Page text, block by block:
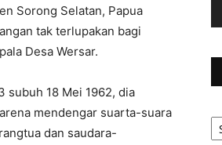
Sorong Selatan, Papua
tak terlupakan bagi
Desa Wersar.
subuh 18 Mei 1962, dia
mendengar suarta-suara
dan saudara-